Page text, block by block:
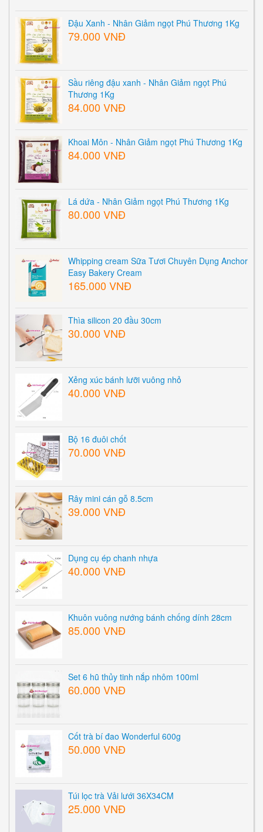
Đậu Xanh - Nhân Giảm ngọt Phú Thương 1Kg
79.000 VNĐ
Sầu riêng đậu xanh - Nhân Giảm ngọt Phú
Thương 1Kg
84.000 VNĐ
Khoai Môn - Nhân Giảm ngọt Phú Thương 1Kg
84.000 VNĐ
Lá dứa - Nhân Giảm ngọt Phú Thương 1Kg
80.000 VNĐ
Whipping cream Sữa Tươi Chuyên Dụng Anchor
Easy Bakery Cream
165.000 VNĐ
Thìa silicon 20 đầu 30cm
30.000 VNĐ
Xẻng xúc bánh lưỡi vuông nhỏ
40.000 VNĐ
Bộ 16 đuôi chốt
70.000 VNĐ
Rây mini cán gỗ 8.5cm
39.000 VNĐ
Dụng cụ ép chanh nhựa
40.000 VNĐ
Khuôn vuông nướng bánh chống dính 28cm
85.000 VNĐ
Set 6 hũ thủy tinh nắp nhôm 100ml
60.000 VNĐ
Cốt trà bí đao Wonderful 600g
50.000 VNĐ
Túi lọc trà Vải lưới 36X34CM
25.000 VNĐ